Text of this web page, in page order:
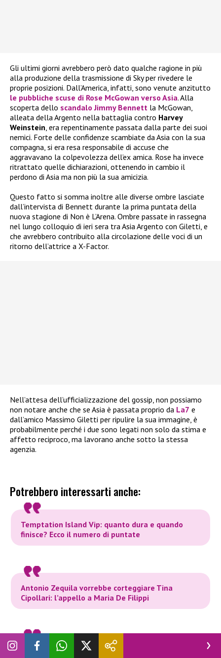
Gli ultimi giorni avrebbero però dato qualche ragione in più
alla produzione della trasmissione di Sky per rivedere le
proprie posizioni. Dall’America, infatti, sono venute anzitutto
le pubbliche scuse di Rose McGowan verso Asia. Alla
scoperta dello scandaloJimmy Bennett la McGowan,
alleata della Argento nella battaglia contro Harvey
Weinstein , era repentinamente passata dalla parte dei suoi
nemici. Forte delle confidenze scambiate da Asia con la sua
compagna, si era resa responsabile di accuse che
aggravavano la colpevolezza dell’ex amica. Rose ha invece
ritrattato quelle dichiarazioni, ottenendo in cambio il
perdono di Asia ma non più la sua amicizia.
Questo fatto si somma inoltre alle diverse ombre lasciate
dall’intervista di Bennett durante la prima puntata della
nuova stagione di Non è L’Arena. Ombre passate in rassegna
nel lungo colloquio di ieri sera tra Asia Argento con Giletti, e
che avrebbero contribuito alla circolazione delle voci di un
ritorno dell’attrice a X-Factor.
Nell’attesa dell’ufficializzazione del gossip, non possiamo
non notare anche che se Asia è passata proprio da La7 e
dall’amico Massimo Giletti per ripulire la sua immagine, è
probabilmente perché i due sono legati non solo da stima e
affetto reciproco, ma lavorano anche sotto la stessa
agenzia.
Potrebbero interessarti anche:
Temptation Island Vip: quanto dura e quando
finisce? Ecco il numero di puntate
Antonio Zequila vorrebbe corteggiare Tina
Cipollari: l’appello a Maria De Filippi
Eva Henger commenta la presenza di Francesco